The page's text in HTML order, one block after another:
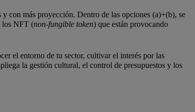
con más proyección. Dentro de las opciones (a)+(b), se
los NFT (non-fungible token) que están provocando
el entorno de tu sector, cultivar el interés por las
la gestión cultural, el control de presupuestos y los